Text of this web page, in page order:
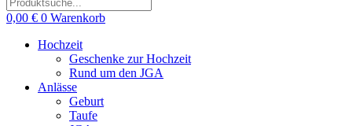
0,00 € 0 Warenkorb
Hochzeit
Geschenke zur Hochzeit
Rund um den JGA
Anlässe
Geburt
Taufe